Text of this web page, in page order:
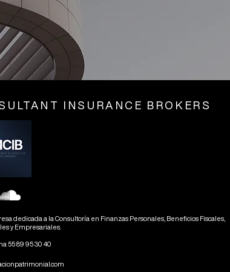
INSURANCE BROKERS
dedicada a la Consultoría en Finanzas Personales, Beneficios Fiscales,
y Empresariales.
55 89 95 30 40